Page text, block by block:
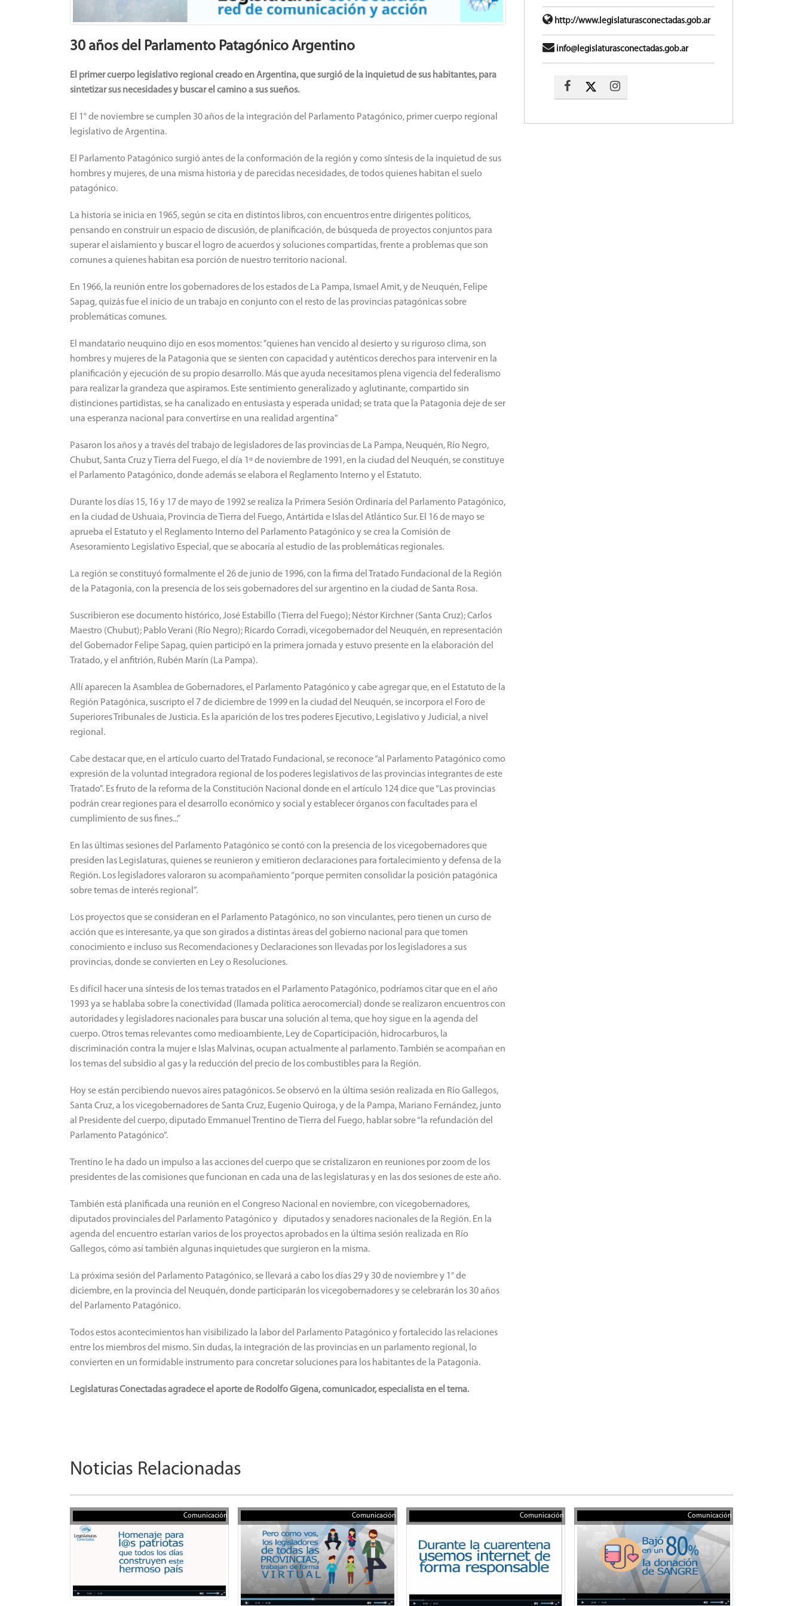
30 años del Parlamento Patagónico Argentino
El primer cuerpo legislativo regional creado en Argentina, que surgió de la inquietud de sus habitantes, para
sintetizar sus necesidades y buscar el camino a sus sueños.
El 1° de noviembre se cumplen 30 años de la integración del Parlamento Patagónico, primer cuerpo regional
legislativo de Argentina.
El Parlamento Patagónico surgió antes de la conformación de la región y como síntesis de la inquietud de sus
hombres y mujeres, de una misma historia y de parecidas necesidades, de todos quienes habitan el suelo
patagónico.
La historia se inicia en 1965, según se cita en distintos libros, con encuentros entre dirigentes políticos,
pensando en construir un espacio de discusión, de planificación, de búsqueda de proyectos conjuntos para
superar el aislamiento y buscar el logro de acuerdos y soluciones compartidas, frente a problemas que son
comunes a quienes habitan esa porción de nuestro territorio nacional.
En 1966, la reunión entre los gobernadores de los estados de La Pampa, Ismael Amit, y de Neuquén, Felipe
Sapag, quizás fue el inicio de un trabajo en conjunto con el resto de las provincias patagónicas sobre
problemáticas comunes.
El mandatario neuquino dijo en esos momentos: "quienes han vencido al desierto y su riguroso clima, son
hombres y mujeres de la Patagonia que se sienten con capacidad y auténticos derechos para intervenir en la
planificación y ejecución de su propio desarrollo. Más que ayuda necesitamos plena vigencia del federalismo
para realizar la grandeza que aspiramos. Este sentimiento generalizado y aglutinante, compartido sin
distinciones partidistas, se ha canalizado en entusiasta y esperada unidad; se trata que la Patagonia deje de ser
una esperanza nacional para convertirse en una realidad argentina"
Pasaron los años y a través del trabajo de legisladores de las provincias de La Pampa, Neuquén, Río Negro,
Chubut, Santa Cruz y Tierra del Fuego, el día 1º de noviembre de 1991, en la ciudad del Neuquén, se constituye
el Parlamento Patagónico, donde además se elabora el Reglamento Interno y el Estatuto.
Durante los días 15, 16 y 17 de mayo de 1992 se realiza la Primera Sesión Ordinaria del Parlamento Patagónico,
en la ciudad de Ushuaia, Provincia de Tierra del Fuego, Antártida e Islas del Atlántico Sur. El 16 de mayo se
aprueba el Estatuto y el Reglamento Interno del Parlamento Patagónico y se crea la Comisión de
Asesoramiento Legislativo Especial, que se abocaría al estudio de las problemáticas regionales.
La región se constituyó formalmente el 26 de junio de 1996, con la firma del Tratado Fundacional de la Región
de la Patagonia, con la presencia de los seis gobernadores del sur argentino en la ciudad de Santa Rosa.
Suscribieron ese documento histórico, José Estabillo (Tierra del Fuego); Néstor Kirchner (Santa Cruz); Carlos
Maestro (Chubut); Pablo Verani (Río Negro); Ricardo Corradi, vicegobernador del Neuquén, en representación
del Gobernador Felipe Sapag, quien participó en la primera jornada y estuvo presente en la elaboración del
Tratado, y el anfitrión, Rubén Marín (La Pampa).
Allí aparecen la Asamblea de Gobernadores, el Parlamento Patagónico y cabe agregar que, en el Estatuto de la
Región Patagónica, suscripto el 7 de diciembre de 1999 en la ciudad del Neuquén, se incorpora el Foro de
Superiores Tribunales de Justicia. Es la aparición de los tres poderes Ejecutivo, Legislativo y Judicial, a nivel
regional.
Cabe destacar que, en el artículo cuarto del Tratado Fundacional, se reconoce “al Parlamento Patagónico como
expresión de la voluntad integradora regional de los poderes legislativos de las provincias integrantes de este
Tratado”. Es fruto de la reforma de la Constitución Nacional donde en el artículo 124 dice que “Las provincias
podrán crear regiones para el desarrollo económico y social y establecer órganos con facultades para el
cumplimiento de sus fines...”
En las últimas sesiones del Parlamento Patagónico se contó con la presencia de los vicegobernadores que
presiden las Legislaturas, quienes se reunieron y emitieron declaraciones para fortalecimiento y defensa de la
Región. Los legisladores valoraron su acompañamiento “porque permiten consolidar la posición patagónica
sobre temas de interés regional”.
Los proyectos que se consideran en el Parlamento Patagónico, no son vinculantes, pero tienen un curso de
acción que es interesante, ya que son girados a distintas áreas del gobierno nacional para que tomen
conocimiento e incluso sus Recomendaciones y Declaraciones son llevadas por los legisladores a sus
provincias, donde se convierten en Ley o Resoluciones.
Es difícil hacer una síntesis de los temas tratados en el Parlamento Patagónico, podríamos citar que en el año
1993 ya se hablaba sobre la conectividad (llamada política aerocomercial) donde se realizaron encuentros con
autoridades y legisladores nacionales para buscar una solución al tema, que hoy sigue en la agenda del
cuerpo. Otros temas relevantes como medioambiente, Ley de Coparticipación, hidrocarburos, la
discriminación contra la mujer e Islas Malvinas, ocupan actualmente al parlamento. También se acompañan en
los temas del subsidio al gas y la reducción del precio de los combustibles para la Región.
Hoy se están percibiendo nuevos aires patagónicos. Se observó en la última sesión realizada en Río Gallegos,
Santa Cruz, a los vicegobernadores de Santa Cruz, Eugenio Quiroga, y de la Pampa, Mariano Fernández, junto
al Presidente del cuerpo, diputado Emmanuel Trentino de Tierra del Fuego, hablar sobre “la refundación del
Parlamento Patagónico”.
Trentino le ha dado un impulso a las acciones del cuerpo que se cristalizaron en reuniones por zoom de los
presidentes de las comisiones que funcionan en cada una de las legislaturas y en las dos sesiones de este año.
También está planificada una reunión en el Congreso Nacional en noviembre, con vicegobernadores,
diputados provinciales del Parlamento Patagónico y diputados y senadores nacionales de la Región. En la
agenda del encuentro estarían varios de los proyectos aprobados en la última sesión realizada en Río
Gallegos, cómo así también algunas inquietudes que surgieron en la misma.
La próxima sesión del Parlamento Patagónico, se llevará a cabo los días 29 y 30 de noviembre y 1° de
diciembre, en la provincia del Neuquén, donde participarán los vicegobernadores y se celebrarán los 30 años
del Parlamento Patagónico.
Todos estos acontecimientos han visibilizado la labor del Parlamento Patagónico y fortalecido las relaciones
entre los miembros del mismo. Sin dudas, la integración de las provincias en un parlamento regional, lo
convierten en un formidable instrumento para concretar soluciones para los habitantes de la Patagonia.
Legislaturas Conectadas agradece el aporte de Rodolfo Gigena, comunicador, especialista en el tema.
http://www.legislaturasconectadas.gob.ar
info@legislaturasconectadas.gob.ar
Noticias Relacionadas
Comunicación Comunicación Comunicación Comunicación